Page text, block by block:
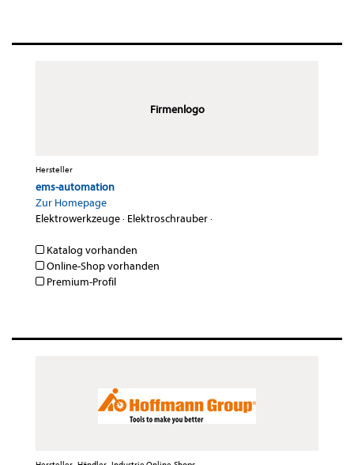
Firmenlogo
Hersteller
ems-automation
Zur Homepage
Elektrowerkzeuge· Elektroschrauber·
Katalog vorhanden
Online-Shop vorhanden
Premium-Profil